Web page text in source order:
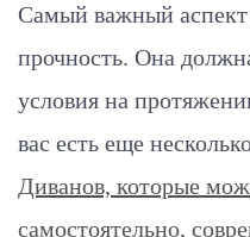
Самый важный
прочность. Она
условия на
вас есть еще
Диванов, которые
самостоятельно,